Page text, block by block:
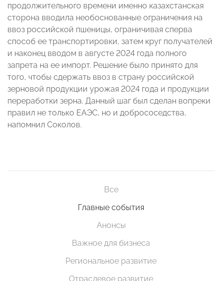
продолжительного времени именно казахстанская
сторона вводила необоснованные ограничения на
ввоз российской пшеницы, ограничивая сперва
способ ее транспортировки, затем круг получателей
и наконец вводом в августе 2024 года полного
запрета на ее импорт. Решение было принято для
того, чтобы сдержать ввоз в страну российской
зерновой продукции урожая 2024 года и продукции
переработки зерна. Данный шаг был сделан вопреки
правил не только ЕАЭС, но и добрососедства,
напомнил Соколов.
Все
Главные события
Анонсы
Важное для бизнеса
Региональное развитие
Отраслевое развитие